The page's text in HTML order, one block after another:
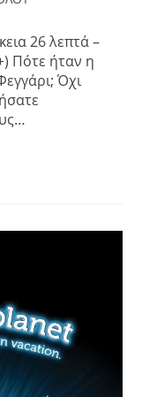
26 λεπτά –
Πότε ήταν η
Όχι